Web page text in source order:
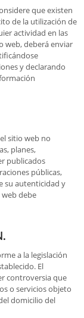
que existen
de la utilización de
actividad en las
web, deberá enviar
y declarando
sitio web no
planes,
publicados
públicas,
su autenticidad y
debe
a la legislación
El
controversia que
o servicios objeto
domicilio del